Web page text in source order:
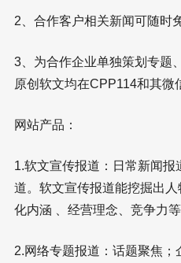
2、合作客户相关新闻可随时
3、为合作企业单独策划专题
原创软文均在CPP114和其微
网站产品：
1.软文宣传报道：日常新闻报
道。软文宣传报道能挖掘出
化内涵 、经营理念、竞争力等
2.网络专题报道：话题聚焦